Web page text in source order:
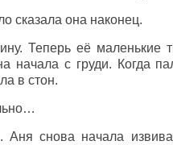
она наконец.
Теперь её маленькие
начала с груди. Когда
в стон.
Аня снова начала